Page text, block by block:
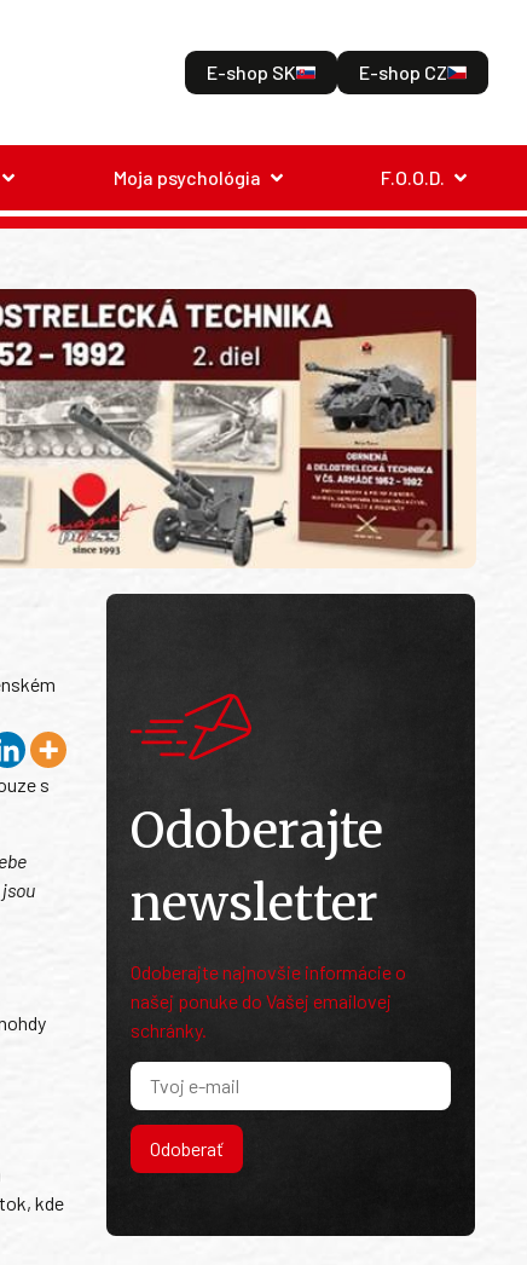
E-shop SK E-shop CZ
Moja psychológia F.O.O.D.
s
kde
Odoberajte
newsletter
Odoberajte najnovšie informácie o
našej ponuke do Vašej emailovej
schránky.
Odoberať